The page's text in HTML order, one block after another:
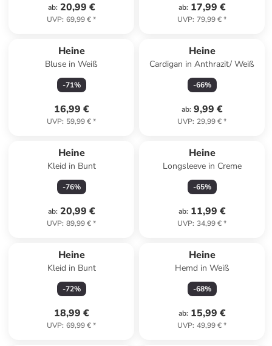
ab: 20,99 €
UVP: 69,99 €*
ab: 17,99 €
UVP: 79,99 €*
Heine
Bluse in Weiß
-71%
16,99 €
UVP: 59,99 €*
Heine
Cardigan in Anthrazit/ Weiß
-66%
ab: 9,99 €
UVP: 29,99 €*
Heine
Kleid in Bunt
-76%
ab: 20,99 €
UVP: 89,99 €*
Heine
Longsleeve in Creme
-65%
ab: 11,99 €
UVP: 34,99 €*
Heine
Kleid in Bunt
-72%
18,99 €
UVP: 69,99 €*
Heine
Hemd in Weiß
-68%
ab: 15,99 €
UVP: 49,99 €*